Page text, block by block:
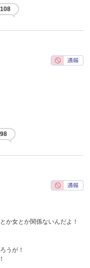
108
98
か女とか関係ないんだよ！
うが！